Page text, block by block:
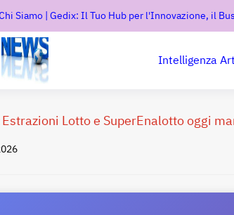
Siamo | Gedix: Il Tuo Hub per l'Innovazione, il
Intelligenza
Estrazioni Lotto e SuperEnalotto oggi